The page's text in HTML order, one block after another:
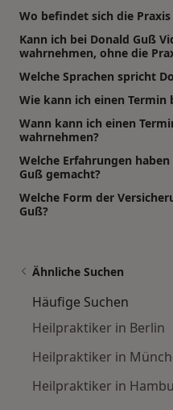
Wo befindet sich die
Kann ich bei Donald Guß
wahrnehmen, ohne die
Welche Sprachen spricht
Wie kann ich einen Termin
Wann kann ich einen
wahrnehmen?
Welche Erfahrungen
Guß gemacht?
Welche Form der
Guß?
Ähnliche Suchen
Häufige Suchen
Heilpraktiker in Berlin
Heilpraktiker in
Heilpraktiker in